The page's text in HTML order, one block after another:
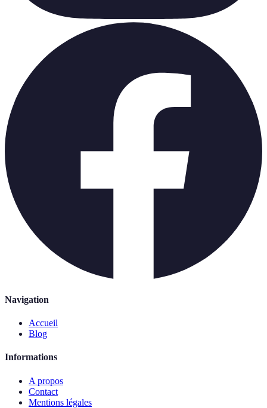
Navigation
Accueil
Blog
Informations
A propos
Contact
Mentions légales